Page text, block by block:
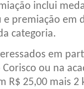
inclui
e premiação em
categoria.
em
ou na
R$ 25,00 mais